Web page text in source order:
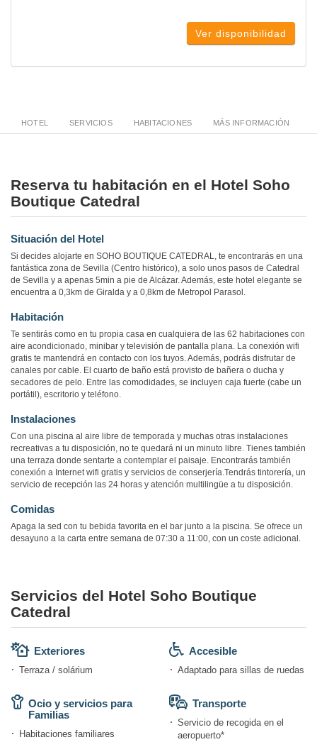
Ver disponibilidad
HOTEL SERVICIOS HABITACIONES MÁS INFORMACIÓN
Reserva tu habitación en el Hotel Soho
Boutique Catedral
Situación del Hotel
Si decides alojarte en SOHO BOUTIQUE CATEDRAL, te encontrarás en una
fantástica zona de Sevilla (Centro histórico), a solo unos pasos de Catedral
de Sevilla y a apenas 5min a pie de Alcázar. Además, este hotel elegante se
encuentra a 0,3km de Giralda y a 0,8km de Metropol Parasol.
Habitación
Te sentirás como en tu propia casa en cualquiera de las 62 habitaciones con
aire acondicionado, minibar y televisión de pantalla plana. La conexión wifi
gratis te mantendrá en contacto con los tuyos. Además, podrás disfrutar de
canales por cable. El cuarto de baño está provisto de bañera o ducha y
secadores de pelo. Entre las comodidades, se incluyen caja fuerte (cabe un
portátil), escritorio y teléfono.
Instalaciones
Con una piscina al aire libre de temporada y muchas otras instalaciones
recreativas a tu disposición, no te quedará ni un minuto libre. Tienes también
una terraza donde sentarte a contemplar el paisaje. Encontrarás también
conexión a Internet wifi gratis y servicios de conserjería.Tendrás tintorería, un
servicio de recepción las 24 horas y atención multilingüe a tu disposición.
Comidas
Apaga la sed con tu bebida favorita en el bar junto a la piscina. Se ofrece un
desayuno a la carta entre semana de 07:30 a 11:00, con un coste adicional.
Servicios del Hotel Soho Boutique
Catedral
Exteriores
Terraza / solárium
Ocio y servicios para
Familias
Habitaciones familiares
Accesible
Adaptado para sillas de ruedas
Transporte
Servicio de recogida en el
aeropuerto*